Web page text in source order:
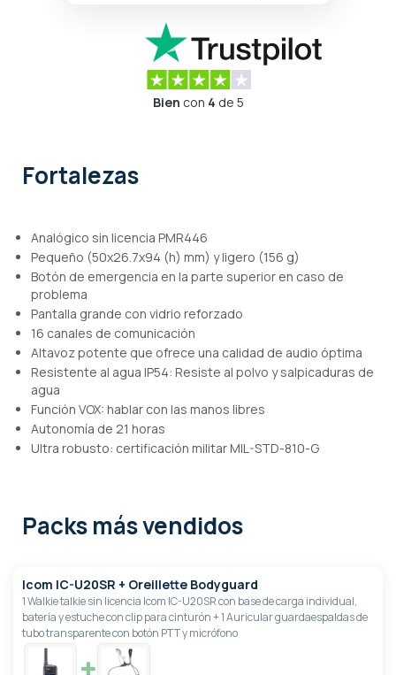
Bien con 4 de 5
Fortalezas
Analógico sin licencia PMR446
Pequeño (50x26.7x94 (h) mm) y ligero (156 g)
Botón de emergencia en la parte superior en caso de
problema
Pantalla grande con vidrio reforzado
16 canales de comunicación
Altavoz potente que ofrece una calidad de audio óptima
Resistente al agua IP54: Resiste al polvo y salpicaduras de
agua
Función VOX: hablar con las manos libres
Autonomía de 21 horas
Ultra robusto: certificación militar MIL-STD-810-G
Packs más vendidos
Icom IC-U20SR + Oreillette Bodyguard
1 Walkie talkie sin licencia Icom IC-U20SR con base de carga individual,
batería y estuche con clip para cinturón + 1 Auricular guardaespaldas de
tubo transparente con botón PTT y micrófono